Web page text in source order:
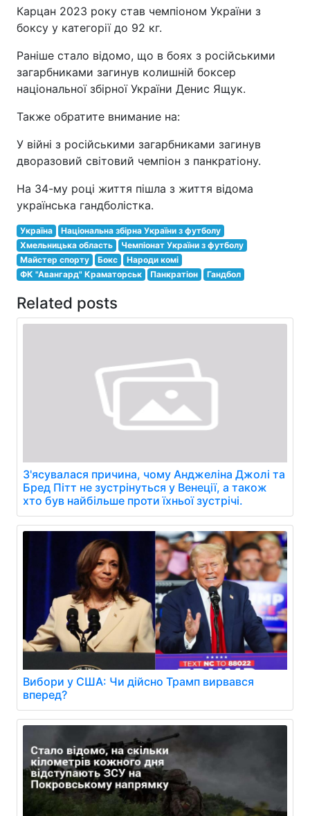
Карцан 2023 року став чемпіоном України з
боксу у категорії до 92 кг.
Раніше стало відомо, що в боях з російськими
загарбниками загинув колишній боксер
національної збірної України Денис Ящук.
Также обратите внимание на:
У війні з російськими загарбниками загинув
дворазовий світовий чемпіон з панкратіону.
На 34-му році життя пішла з життя відома
українська гандболістка.
Україна
Національна збірна України з футболу
Хмельницька область
Чемпіонат України з футболу
Майстер спорту
Бокс
Народи комі
ФК "Авангард" Краматорськ
Панкратіон Гандбол
Related posts
З'ясувалася причина, чому Анджеліна Джолі та
Бред Пітт не зустрінуться у Венеції, а також
хто був найбільше проти їхньої зустрічі.
Вибори у США: Чи дійсно Трамп вирвався
вперед?